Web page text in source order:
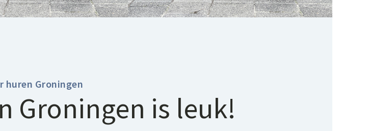
huren Groningen
Groningen is leuk!